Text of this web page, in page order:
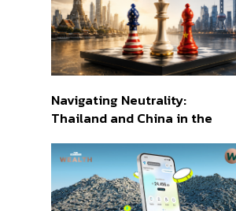
Navigating Neutrality:
Thailand and China in the
Order